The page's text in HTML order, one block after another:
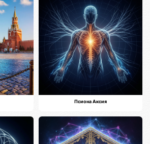
Псиона Аксия